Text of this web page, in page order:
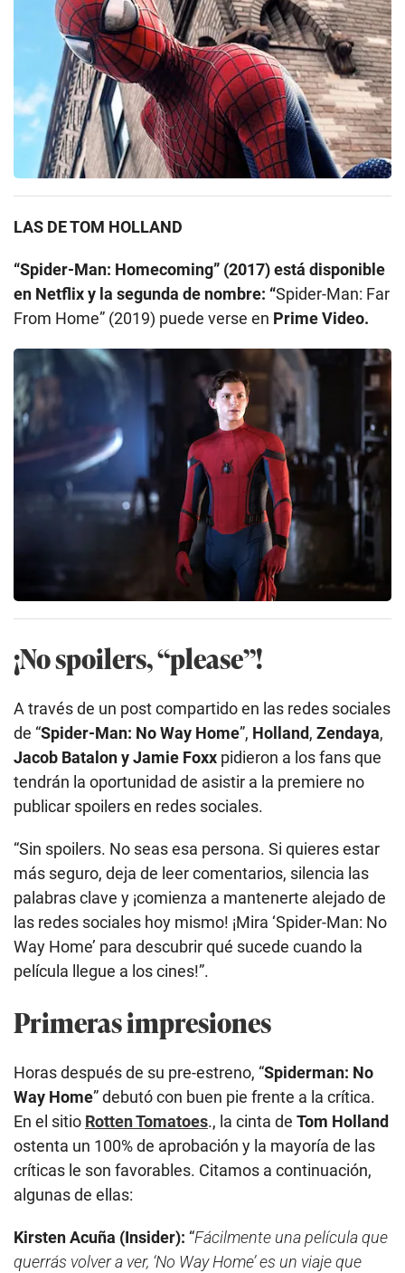
LAS DE TOM HOLLAND
“Spider-Man: Homecoming” (2017) está disponible
en Netflix y la segunda de nombre: “Spider-Man: Far
From Home” (2019) puede verse en Prime Video.
¡No spoilers, “please”!
A través de un post compartido en las redes sociales
de “Spider-Man: No Way Home”, Holland, Zendaya,
Jacob Batalon y Jamie Foxx pidieron a los fans que
tendrán la oportunidad de asistir a la premiere no
publicar spoilers en redes sociales.
“Sin spoilers. No seas esa persona. Si quieres estar
más seguro, deja de leer comentarios, silencia las
palabras clave y ¡comienza a mantenerte alejado de
las redes sociales hoy mismo! ¡Mira ‘Spider-Man: No
Way Home’ para descubrir qué sucede cuando la
película llegue a los cines!”.
Primeras impresiones
Horas después de su pre-estreno, “Spiderman: No
Way Home” debutó con buen pie frente a la crítica.
En el sitio Rotten Tomatoes., la cinta de Tom Holland
ostenta un 100% de aprobación y la mayoría de las
críticas le son favorables. Citamos a continuación,
algunas de ellas:
Kirsten Acuña (Insider): “Fácilmente una película que
querrás volver a ver, ‘No Way Home’ es un viaje que